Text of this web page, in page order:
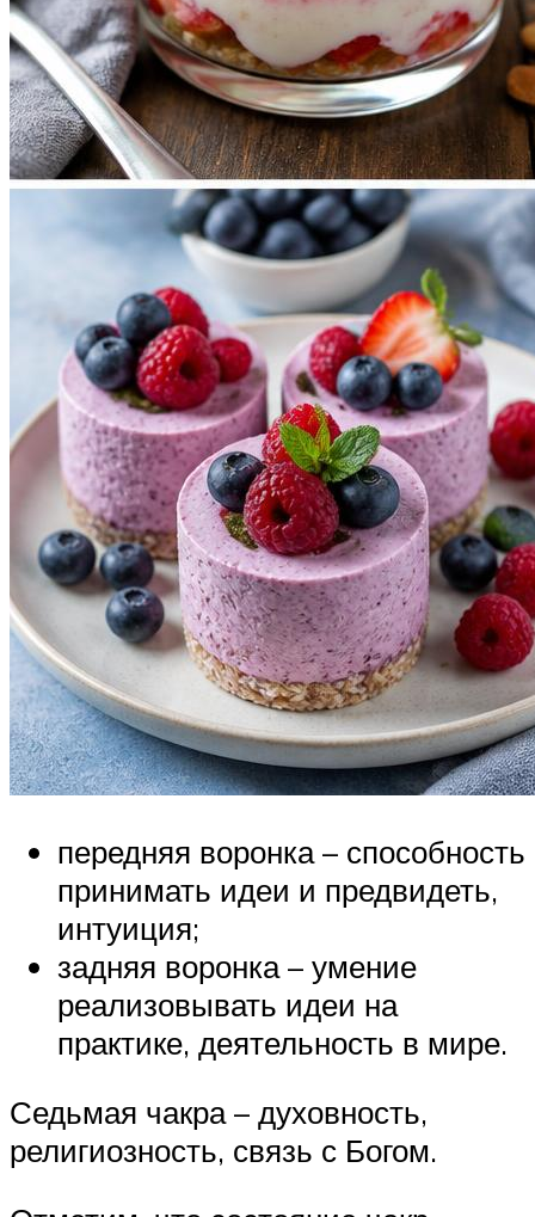
передняя воронка – способность
принимать идеи и предвидеть,
интуиция;
задняя воронка – умение
реализовывать идеи на
практике, деятельность в мире.
Седьмая чакра – духовность,
религиозность, связь с Богом.